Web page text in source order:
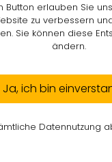
Button erlauben Sie
zu verbessern
Sie können diese
ändern.
Ja, ich bin
Datennutzung